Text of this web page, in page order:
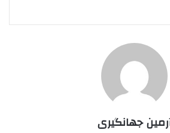
جهانگیری